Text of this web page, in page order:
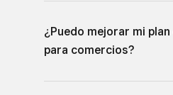
¿Puedo mejorar mi
para comercios?